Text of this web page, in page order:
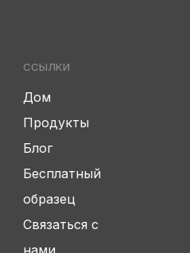
ССЫЛКИ
Дом
Продукты
Блог
Бесплатный
образец
Связаться с
нами